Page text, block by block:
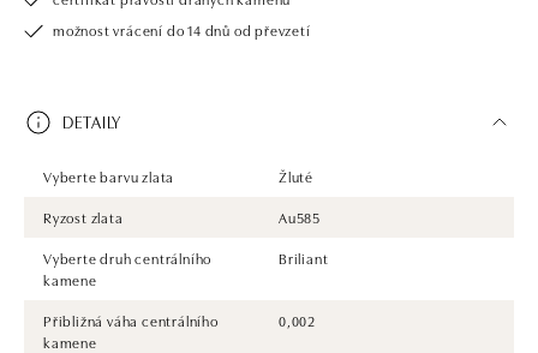
možnost vrácení do 14 dnů od převzetí
DETAILY
Vyberte barvu zlata
Žluté
Ryzost zlata
Au585
Vyberte druh centrálního
kamene
Briliant
Přibližná váha centrálního
kamene
0,002